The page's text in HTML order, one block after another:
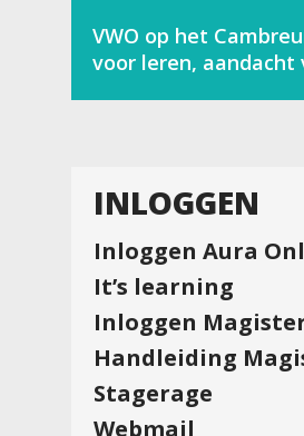
VWO op het
voor leren, aandacht
INLOGGEN
Inloggen Aura
It’s learning
Inloggen
Handleiding
Stagerage
Webmail